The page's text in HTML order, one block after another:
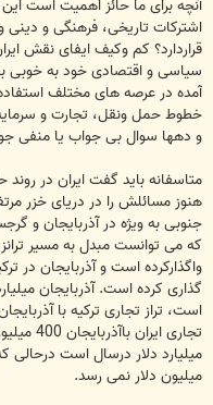
آنچه برای ما حائز اهمیت است
اشترکات تاریخی، فرهنگی و دینی
قراردارد؟ کم وکیف ایفای نقش
سیاسی و اقتصادی خود به خوبی
آمده در عرصه های مختلف
خطوط حمل ونقل، تجارت و
و دهها سوال بی جواب یا منفی
متاسفانه باید گفت ایران در
هنوز مسائلش را در دریای خزر
جنوبی به ویژه در آذربایجان و
که می توانست مبدل به مسیر
گذاری کرده است. آذربایجان
میلیون دلار نمی رسد.